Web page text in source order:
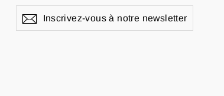
Inscrivez-
vous
S'inscrire